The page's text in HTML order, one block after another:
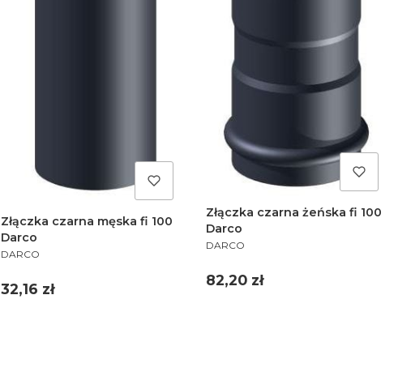
Złączka czarna męska fi 100
Darco
PRODUCENT
DARCO
Cena
32,16 zł
Złączka czarna żeńska fi 100
Darco
PRODUCENT
DARCO
Cena
82,20 zł